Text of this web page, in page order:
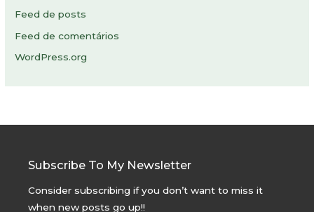
Feed de posts
Feed de comentários
WordPress.org
Subscribe To My Newsletter
Consider subscribing if you don’t want to miss it
when new posts go up!!